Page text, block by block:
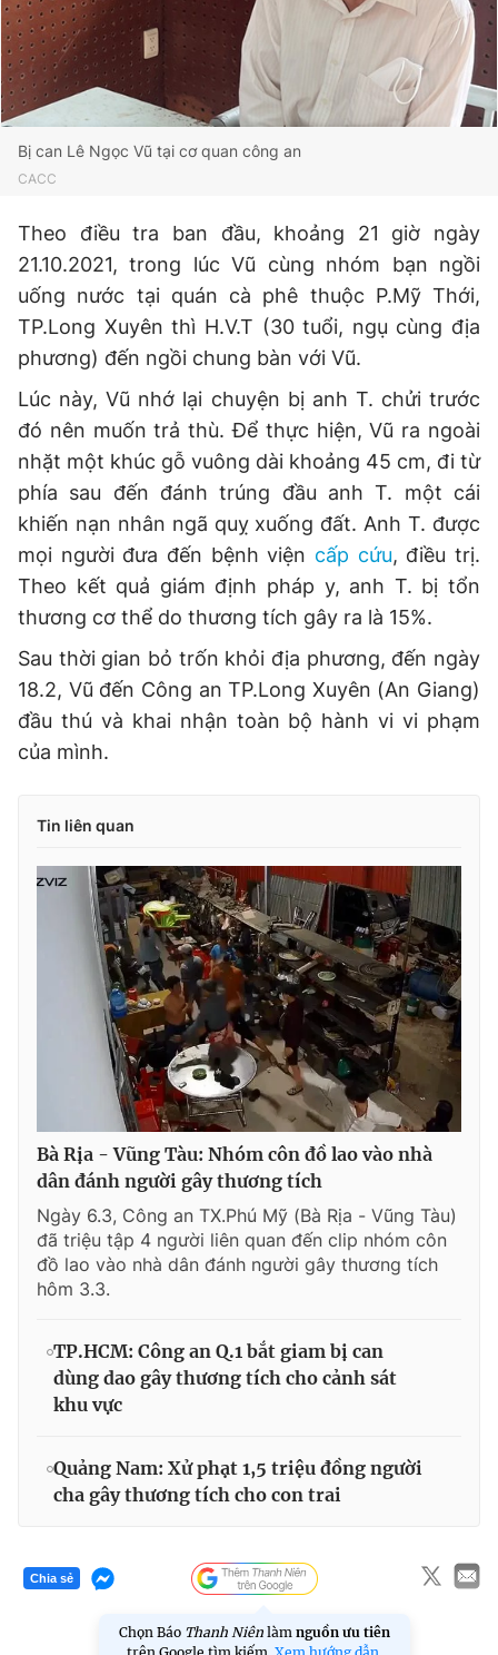
Đặt báo Quảng cáo RSS Tòa soạn Chính sách bảo
Tổng biên tập: Nguyễn Ngọc Toàn
Phó tổng biên tập thường trực: Hải Thành
Phó tổng biên tập: Lâm Hiếu Dũng
Phó tổng biên tập: Trần Việt Hưng
Tổng thư ký tòa soạn: Đức Trung
Giấy phép xuất bản số 110/GP - BTTTT cấp ngày 24.3.2020
chép dưới mọi hình thức nếu không có sự chấp thuận bằng văn
bản. Phát triển bởi ePi Technologies, JSC.
Bị can Lê Ngọc Vũ tại cơ quan công an
CACC
Theo điều tra ban đầu, khoảng 21 giờ ngày
21.10.2021, trong lúc Vũ cùng nhóm bạn ngồi
uống nước tại quán cà phê thuộc P.Mỹ Thới,
TP.Long Xuyên thì H.V.T (30 tuổi, ngụ cùng địa
phương) đến ngồi chung bàn với Vũ.
Lúc này, Vũ nhớ lại chuyện bị anh T. chửi trước
đó nên muốn trả thù. Để thực hiện, Vũ ra ngoài
nhặt một khúc gỗ vuông dài khoảng 45 cm, đi từ
phía sau đến đánh trúng đầu anh T. một cái
khiến nạn nhân ngã quỵ xuống đất. Anh T. được
mọi người đưa đến bệnh viện cấp cứu, điều trị.
Theo kết quả giám định pháp y, anh T. bị tổn
thương cơ thể do thương tích gây ra là 15%.
Sau thời gian bỏ trốn khỏi địa phương, đến ngày
18.2, Vũ đến Công an TP.Long Xuyên (An Giang)
đầu thú và khai nhận toàn bộ hành vi vi phạm
của mình.
Tin liên quan
Bà Rịa - Vũng Tàu: Nhóm côn đồ lao vào nhà
dân đánh người gây thương tích
Ngày 6.3, Công an TX.Phú Mỹ (Bà Rịa - Vũng Tàu)
đã triệu tập 4 người liên quan đến clip nhóm côn
đồ lao vào nhà dân đánh người gây thương tích
hôm 3.3.
TP.HCM: Công an Q.1 bắt giam bị can
dùng dao gây thương tích cho cảnh sát
khu vực
Quảng Nam: Xử phạt 1,5 triệu đồng người
cha gây thương tích cho con trai
Chia sẻ
Chọn Báo Thanh Niên làm nguồn ưu tiên